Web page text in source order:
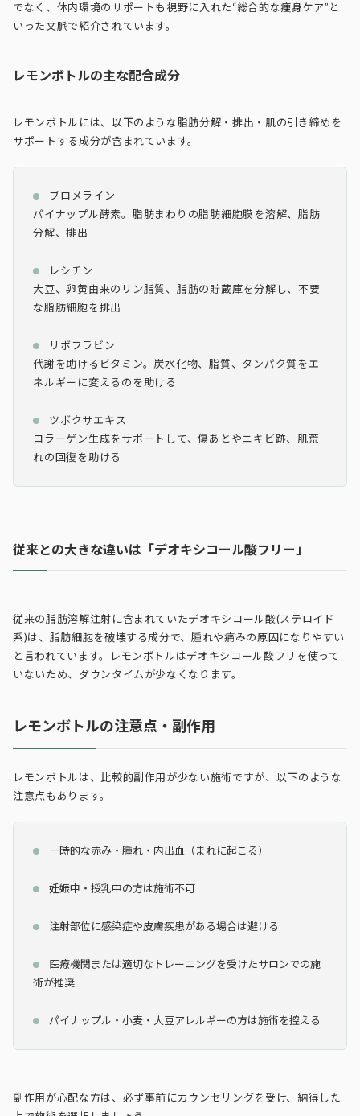
でなく、体内環境のサポートも視野に入れた“総合的な痩身ケア”と
いった文脈で紹介されています。
レモンボトルの主な配合成分
レモンボトルには、以下のような脂肪分解・排出・肌の引き締めを
サポートする成分が含まれています。
ブロメライン
パイナップル酵素。脂肪まわりの脂肪細胞膜を溶解、脂肪
分解、排出
レシチン
大豆、卵黄由来のリン脂質、脂肪の貯蔵庫を分解し、不要
な脂肪細胞を排出
リボフラビン
代謝を助けるビタミン。炭水化物、脂質、タンパク質をエ
ネルギーに変えるのを助ける
ツボクサエキス
コラーゲン生成をサポートして、傷あとやニキビ跡、肌荒
れの回復を助ける
従来との大きな違いは「デオキシコール酸フリー」
従来の脂肪溶解注射に含まれていたデオキシコール酸(ステロイド
系)は、脂肪細胞を破壊する成分で、腫れや痛みの原因になりやすい
と言われています。レモンボトルはデオキシコール酸フリを使って
いないため、ダウンタイムが少なくなります。
レモンボトルの注意点・副作用
レモンボトルは、比較的副作用が少ない施術ですが、以下のような
注意点もあります。
一時的な赤み・腫れ・内出血（まれに起こる）
妊娠中・授乳中の方は施術不可
注射部位に感染症や皮膚疾患がある場合は避ける
医療機関または適切なトレーニングを受けたサロンでの施
術が推奨
パイナップル・小麦・大豆アレルギーの方は施術を控える
副作用が心配な方は、必ず事前にカウンセリングを受け、納得した